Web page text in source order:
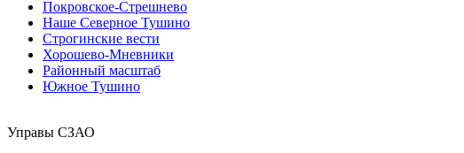
Покровское-Стрешнево
Наше Северное Тушино
Строгинские вести
Хорошево-Мневники
Районный масштаб
Южное Тушино
Управы СЗАО